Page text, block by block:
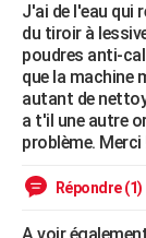
Mobiles
Meilleur
Internet
Ordinateurs
Jeux vidéo
Guide high-tech
+BRICOLAGE
Forum
Aménagement
Extérieur
Cuisine
Salle de bains
Jardinage
Rangement
WEEK-END
Guides de France
Escapades
Patrimoine
Expositions
Musées
Week-end nature
LIFESTYLE
Art de vivre
Bien-être
Loisirs
ModeModes de vie
Alimentation
Guide de la santé
Maladies
Médicaments
Sommeil
J'ai de l'eau qui
du tiroir à
poudres anti-
que la machine
autant de
a t'il une autre
problème. Merci
Répondre (1)